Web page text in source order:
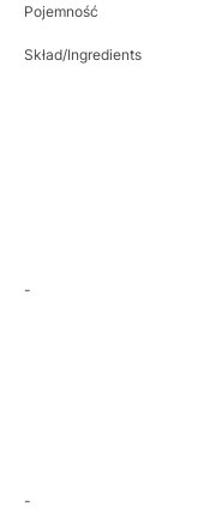
Pojemność
Skład/Ingredients
-
-